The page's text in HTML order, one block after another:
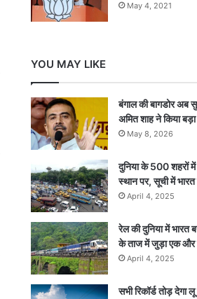
May 4, 2021
YOU MAY LIKE
बंगाल की बागडोर अब
अमित शाह ने किया
May 8, 2026
दुनिया के 500 शहरों में
स्थान पर, सूची में
April 4, 2025
रेल की दुनिया में भारत
के ताज में जुड़ा एक और
April 4, 2025
सभी रिकॉर्ड तोड़ देगा